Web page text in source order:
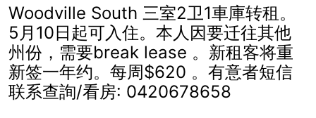
Woodville South 三室2卫1車庫转租。
5月10日起可入住。本人因要迁往其他
州份，需要break lease 。新租客将重
新签一年约。每周$620 。有意者短信
联系查詢/看房: 0420678658